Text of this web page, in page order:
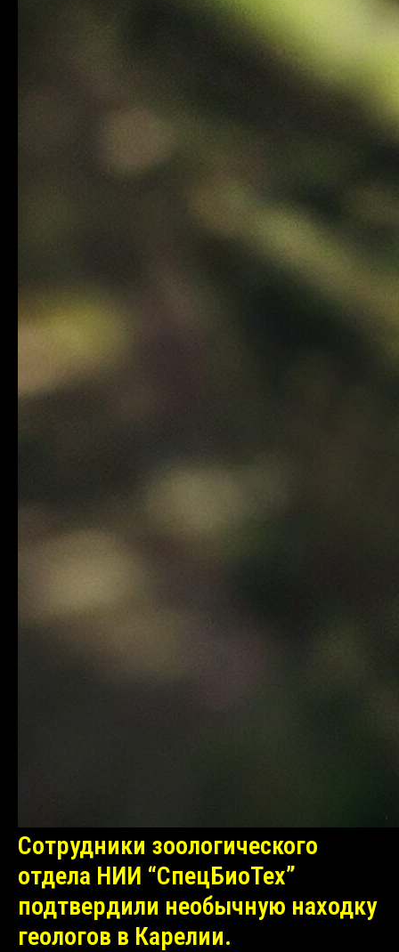
Сотрудники зоологического
отдела НИИ “СпецБиоТех”
подтвердили необычную находку
геологов в Карелии.